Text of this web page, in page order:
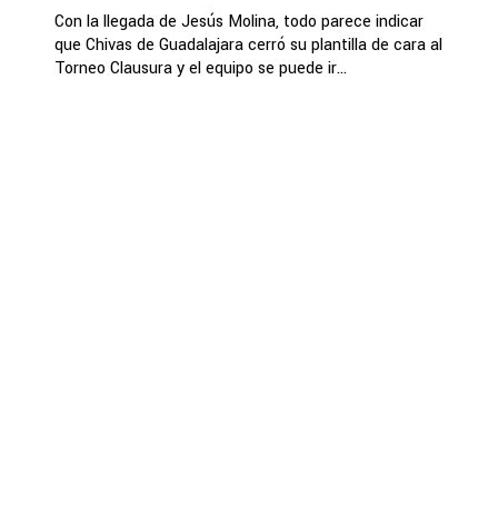
Con la llegada de Jesús Molina, todo parece indicar
que Chivas de Guadalajara cerró su plantilla de cara al
Torneo Clausura y el equipo se puede ir...